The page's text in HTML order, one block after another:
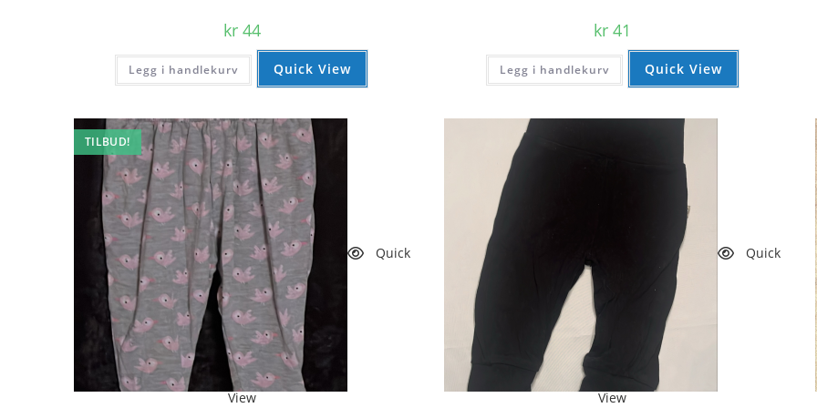
kr44
Legg i handlekurv Quick View
kr 41
Legg i handlekurv Quick View
TILBUD!
Quick
View
Quick
View